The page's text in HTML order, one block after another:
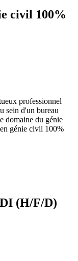
civil 100%
professionnel
sein d'un bureau
domaine du génie
génie civil 100%
(H/F/D)